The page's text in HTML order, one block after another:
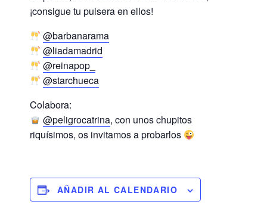
¡consigue tu pulsera en ellos!
@barbanarama
@liadamadrid
@reinapop_
@starchueca
Colabora:
@peligrocatrina, con unos chupitos
riquísimos, os invitamos a probarlos
AÑADIR AL CALENDARIO